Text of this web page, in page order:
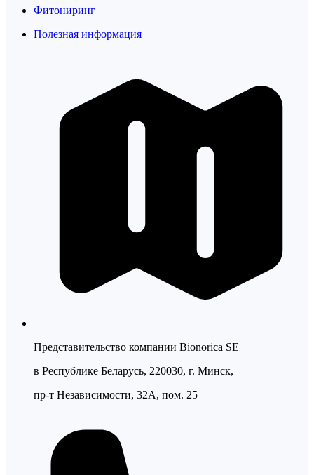
Фитониринг
Полезная информация
Представительство компании Bionorica SE
в Республике Беларусь, 220030, г. Минск,
пр-т Независимости, 32А, пом. 25